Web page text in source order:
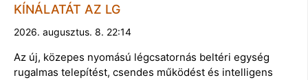
KÍNÁLATÁT AZ LG
2026. augusztus. 8. 22:14
Az új, közepes nyomású légcsatornás beltéri egység
rugalmas telepítést, csendes működést és intelligens